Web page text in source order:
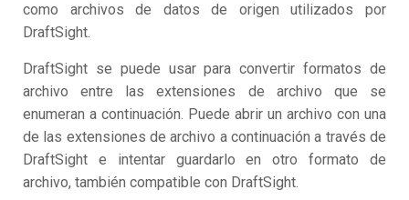
como archivos de datos de origen utilizados por
DraftSight.
DraftSight se puede usar para convertir formatos de
archivo entre las extensiones de archivo que se
enumeran a continuación. Puede abrir un archivo con una
de las extensiones de archivo a continuación a través de
DraftSight e intentar guardarlo en otro formato de
archivo, también compatible con DraftSight.